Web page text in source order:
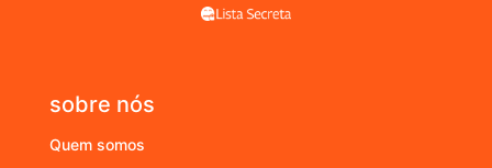
sobre nós
Quem somos